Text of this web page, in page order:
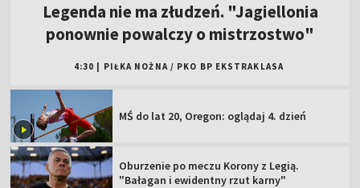
Legenda nie ma złudzeń. "Jagiellonia
ponownie powalczy o mistrzostwo"
4:30 PIŁKA NOŻNA / PKO BP EKSTRAKLASA
MŚ do lat 20, Oregon: oglądaj 4. dzień
Oburzenie po meczu Korony z Legią.
"Bałagan i ewidentny rzut karny"